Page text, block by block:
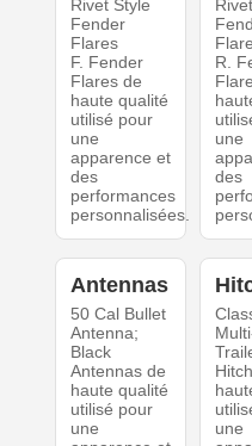
Rivet Style
Fender
Flares
F. Fender
Flares de
haute qualité
utilisé pour
une
apparence et
des
performances
personnalisées.
R.
une
des
Antennas
50 Cal Bullet
Antenna;
Black
Antennas de
haute qualité
utilisé pour
une
une